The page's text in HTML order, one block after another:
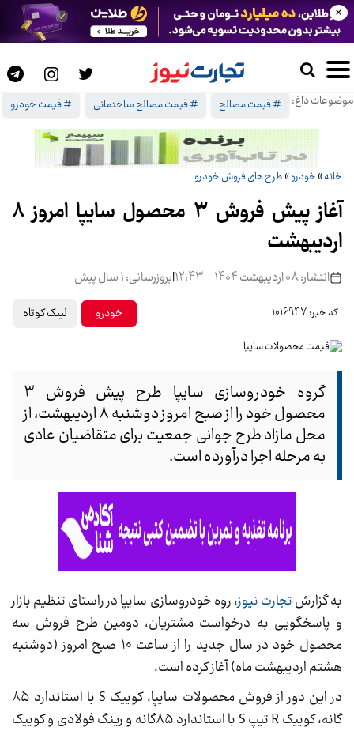
موضوعات داغ: # قیمت مصالح # قیمت مصالح ساختمانی # قیمت خودرو
×
خانه» خودرو» طرح های فروش خودرو
آغاز پیش فروش 3 محصول سایپا امروز 8
اردیبهشت
انتشار: 08 اردیبهشت 1404 - 12:43 |بروزرسانی: 1 سال پیش
کد خبر: 1016947 خودرو لینک کوتاه
گروه خودروسازی سایپا طرح پیش فروش 3
محصول خود را از صبح امروز دوشنبه 8 اردیبهشت، از
محل مازاد طرح جوانی جمعیت برای متقاضیان عادی
به مرحله اجرا درآورده است.
به گزارشتجارت نیوز، روه خودروسازی سایپا در راستای تنظیم بازار
و پاسخگویی به درخواست مشتریان، دومین طرح فروش سه
محصول خود در سال جدید را از ساعت ۱۰ صبح امروز (دوشنبه
هشتم اردیبهشت ماه) آغاز کرده است.
در این دور از فروش محصولات سایپا، کوییک S با استاندارد ۸۵
گانه، کوییک R تیپ S با استاندارد ۸۵گانه و رینگ فولادی و کوییک